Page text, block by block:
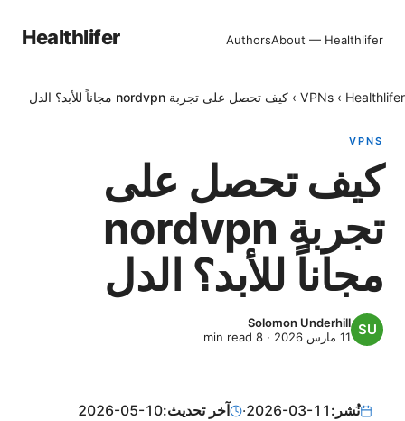
Healthlifer AuthorsAbout — Healthlifer
Healthlifer
›
VPNs
› كيف تحصل على تجربة nordvpn مجاناً للأبد؟ الدل
VPNS
كيف تحصل على
تجربة nordvpn
مجاناً للأبد؟ الدل
Solomon Underhill
11 مارس 2026
·
8
نُشر: 2026-03-11
· آخر تحديث:2026-05-10